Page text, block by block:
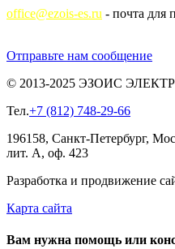
office@ezois-es.ru - почта для
Отправьте нам сообщение
© 2013-2025 ЭЗОИС
Тел.+7 (812) 748-29-66
196158, Санкт-Петербург,
лит. А, оф. 423
Разработка и продвижение
Карта сайта
Вам нужна помощь или